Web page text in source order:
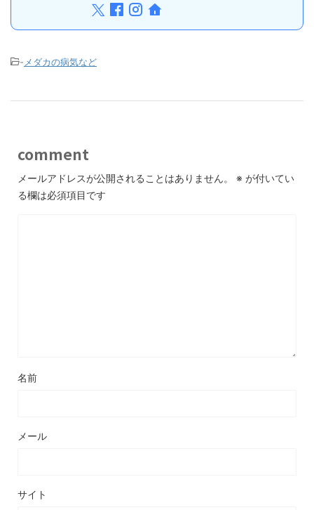
- メダカの病気など
comment
メールアドレスが公開されることはありません。 ※ が付いてい
る欄は必須項目です
名前
メール
サイト